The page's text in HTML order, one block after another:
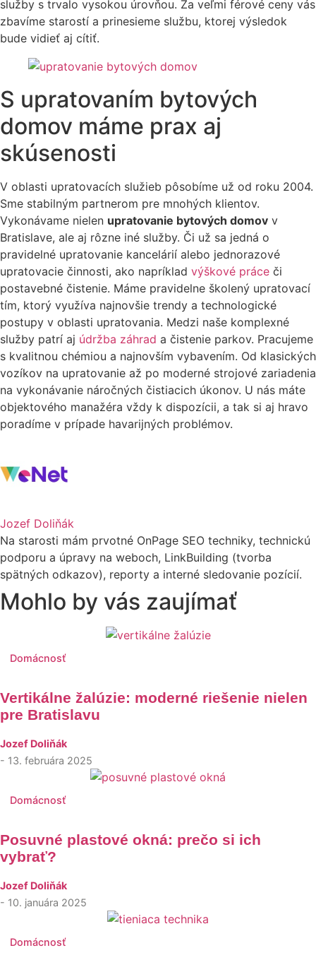
služby s trvalo vysokou úrovňou. Za veľmi férové ceny vás
zbavíme starostí a prinesieme službu, ktorej výsledok
bude vidieť aj cítiť.
S upratovaním bytových
domov máme prax aj
skúsenosti
V oblasti upratovacích služieb pôsobíme už od roku 2004.
Sme stabilným partnerom pre mnohých klientov.
Vykonávame nielen upratovanie bytových domov v
Bratislave, ale aj rôzne iné služby. Či už sa jedná o
pravidelné upratovanie kancelárií alebo jednorazové
upratovacie činnosti, ako napríklad výškové práce či
postavebné čistenie. Máme pravidelne školený upratovací
tím, ktorý využíva najnovšie trendy a technologické
postupy v oblasti upratovania. Medzi naše komplexné
služby patrí aj údržba záhrad a čistenie parkov. Pracujeme
s kvalitnou chémiou a najnovším vybavením. Od klasických
vozíkov na upratovanie až po moderné strojové zariadenia
na vykonávanie náročných čistiacich úkonov. U nás máte
objektového manažéra vždy k dispozícii, a tak si aj hravo
poradíme v prípade havarijných problémov.
Jozef Doliňák
Na starosti mám prvotné OnPage SEO techniky, technickú
podporu a úpravy na weboch, LinkBuilding (tvorba
spätných odkazov), reporty a interné sledovanie pozícií.
Mohlo by vás zaujímať
Domácnosť
Vertikálne žalúzie: moderné riešenie nielen
pre Bratislavu
Jozef Doliňák
- 13. februára 2025
Domácnosť
Posuvné plastové okná: prečo si ich
vybrať?
Jozef Doliňák
- 10. januára 2025
Domácnosť